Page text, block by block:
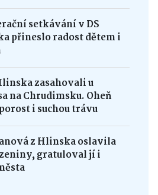
setkávání v DS
přineslo radost dětem i
zasahovali u
na Chrudimsku. Oheň
i suchou trávu
z Hlinska oslavila
gratuloval jí i